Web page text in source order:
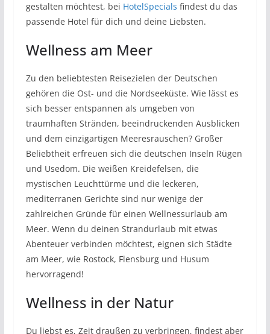
gestalten möchtest, bei HotelSpecials findest du das
passende Hotel für dich und deine Liebsten.
Wellness am Meer
Zu den beliebtesten Reisezielen der Deutschen
gehören die Ost- und die Nordseeküste. Wie lässt es
sich besser entspannen als umgeben von
traumhaften Stränden, beeindruckenden Ausblicken
und dem einzigartigen Meeresrauschen? Großer
Beliebtheit erfreuen sich die deutschen Inseln Rügen
und Usedom. Die weißen Kreidefelsen, die
mystischen Leuchttürme und die leckeren,
mediterranen Gerichte sind nur wenige der
zahlreichen Gründe für einen Wellnessurlaub am
Meer. Wenn du deinen Strandurlaub mit etwas
Abenteuer verbinden möchtest, eignen sich Städte
am Meer, wie Rostock, Flensburg und Husum
hervorragend!
Wellness in der Natur
Du liebst es, Zeit draußen zu verbringen, findest aber